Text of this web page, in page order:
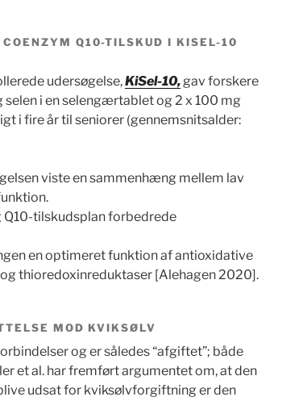
Q10-TILSKUD I KISEL-10
udersøgelse,KiSel-10,gav forskere
i en selengærtablet og 2 x 100 mg
i fire år til seniorer (gennemsnitsalder:
viste en sammenhæng mellem lav
Q10-tilskudsplan forbedrede
en optimeret funktion af antioxidative
thioredoxinreduktaser [Alehagen 2020].
MOD KVIKSØLV
og er således “afgiftet”; både
et al. har fremført argumentet om, at den
udsat for kviksølvforgiftning er den